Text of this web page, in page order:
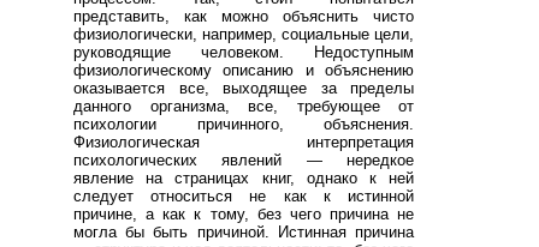
представить, как можно объяснить чисто
физиологически, например, социальные цели,
руководящие человеком. Недоступным
физиологическому описанию и объяснению
оказывается все, выходящее за пределы
данного организма, все, требующее от
психологии причинного, объяснения.
Физиологическая интерпретация
психологических явлений — нередкое
явление на страницах книг, однако к ней
следует относиться не как к истинной
причине, а как к тому, без чего причина не
могла бы быть причиной. Истинная причина